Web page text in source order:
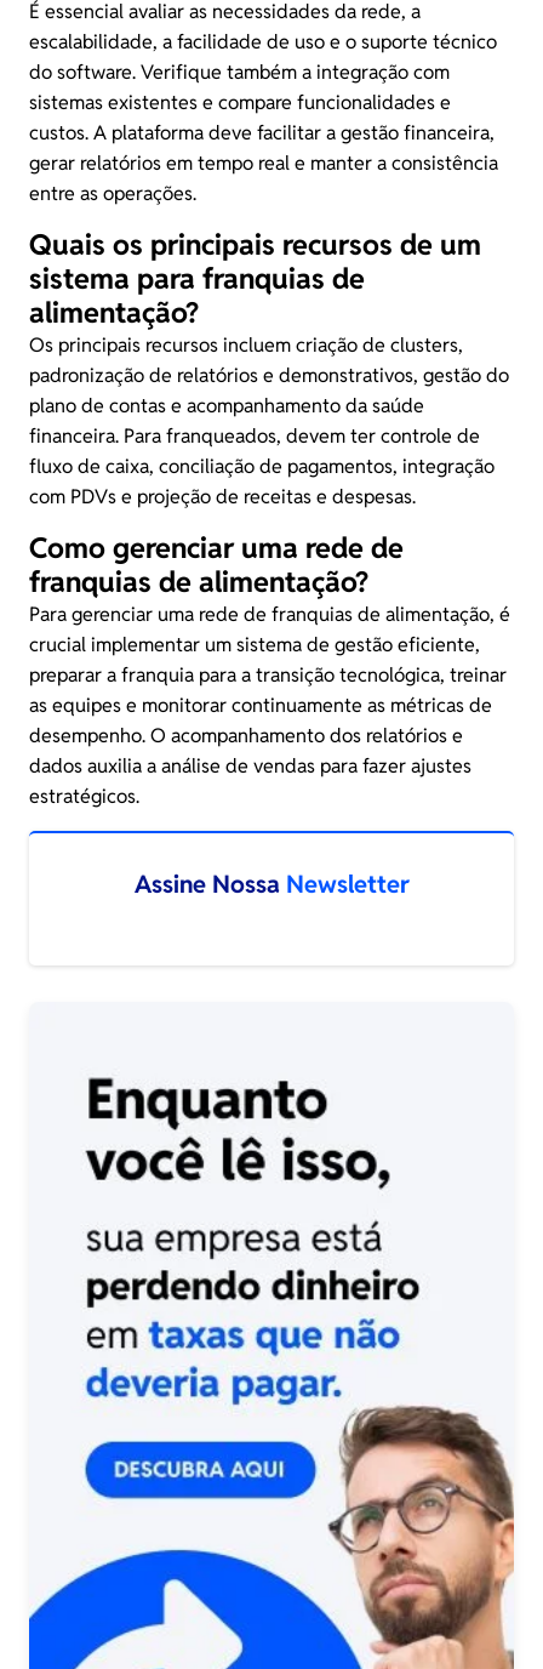
É essencial avaliar as necessidades da rede, a
escalabilidade, a facilidade de uso e o suporte técnico
do software. Verifique também a integração com
sistemas existentes e compare funcionalidades e
custos. A plataforma deve facilitar a gestão financeira,
gerar relatórios em tempo real e manter a consistência
entre as operações.
Quais os principais recursos de um
sistema para franquias de
alimentação?
Os principais recursos incluem criação de clusters,
padronização de relatórios e demonstrativos, gestão do
plano de contas e acompanhamento da saúde
financeira. Para franqueados, devem ter controle de
fluxo de caixa, conciliação de pagamentos, integração
com PDVs e projeção de receitas e despesas.
Como gerenciar uma rede de
franquias de alimentação?
Para gerenciar uma rede de franquias de alimentação, é
crucial implementar um sistema de gestão eficiente,
preparar a franquia para a transição tecnológica, treinar
as equipes e monitorar continuamente as métricas de
desempenho. O acompanhamento dos relatórios e
dados auxilia a análise de vendas para fazer ajustes
estratégicos.
Assine Nossa Newsletter